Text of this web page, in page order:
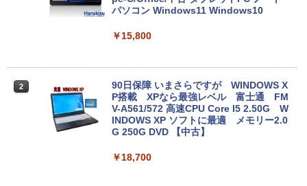
パソコン Windows11 Windows10
￥15,800
2
90日保障 いまさらですが WINDOWS X
P搭載 XPなら最強レベル 富士通 FM
V-A561/572 高速CPU Core I5 2.50G W
INDOWS XP ソフトに最適 メモリー2.0
G 250G DVD 【中古】
￥18,700